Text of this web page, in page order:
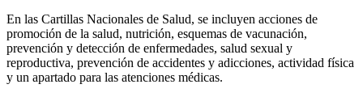
En las Cartillas Nacionales de Salud, se incluyen acciones de
promoción de la salud, nutrición, esquemas de vacunación,
prevención y detección de enfermedades, salud sexual y
reproductiva, prevención de accidentes y adicciones, actividad física
y un apartado para las atenciones médicas.